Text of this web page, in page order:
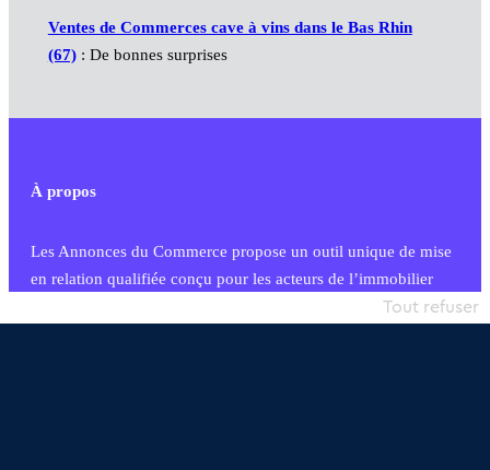
Ventes de Commerces cave à vins dans le Bas Rhin
(67): De bonnes surprises
À propos
Les Annonces du Commerce propose un outil unique de mise
en relation qualifiée conçu pour les acteurs de l’immobilier
commercial et les collectivités territoriales, simple et intégrant
Tout refuser